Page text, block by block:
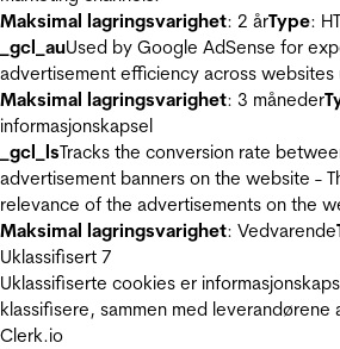
Maksimal lagringsvarighet: 2 årType:
_gcl_auUsed by Google AdSense for
advertisement efficiency across websites
Maksimal lagringsvarighet: 3 måneder
informasjonskapsel
_gcl_lsTracks the conversion rate
advertisement banners on the website -
relevance of the advertisements on the
Maksimal lagringsvarighet: Vedvarende
Uklassifisert 7
Uklassifiserte cookies er
klassifisere, sammen med leverandørene
Clerk.io